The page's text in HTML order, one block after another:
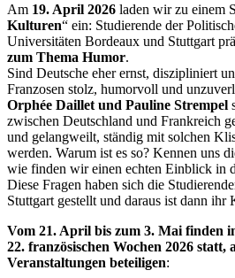
Am 19. April 2026 laden wir zu einem
Kulturen“ ein: Studierende der
Universitäten Bordeaux und Stuttgart
zum Thema Humor.
Sind Deutsche eher ernst, diszipliniert
Franzosen stolz, humorvoll und
Orphée Daillet und Pauline Strempel
zwischen Deutschland und Frankreich
und gelangweilt, ständig mit solchen
werden. Warum ist es so? Kennen uns
wie finden wir einen echten Einblick in
Diese Fragen haben sich die
Stuttgart gestellt und daraus ist dann ihr
Vom 21. April bis zum 3. Mai finden
22. französischen Wochen 2026
Veranstaltungen beteiligen: